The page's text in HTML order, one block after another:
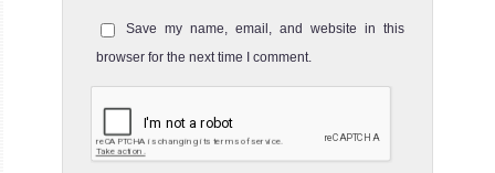
Save my name, email, and website in this
browser for the next time I comment.